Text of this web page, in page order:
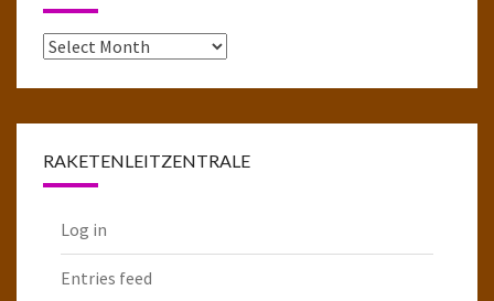
Das
RAKETENLEITZENTRALE
Log in
Entries feed